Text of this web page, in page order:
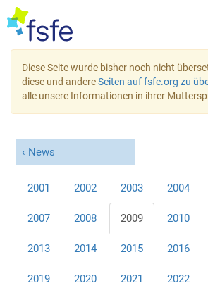
Diese Seite wurde bisher noch nicht
diese und andereSeiten auf fsfe.org zu
alle unsere Informationen in ihrer
News
2001 2002 2003 2004
2007 2008 2009 2010
2013 2014 2015 2016
2019 2020 2021 2022